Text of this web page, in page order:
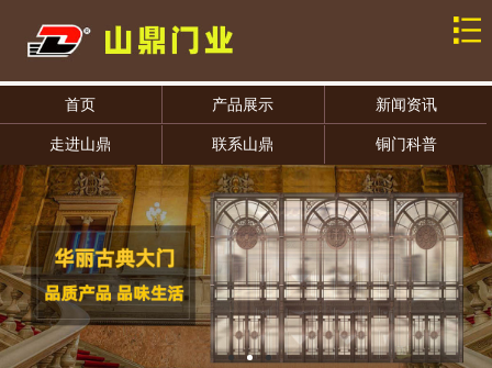
首页 产品展示 新闻资讯
走进山鼎 联系山鼎 铜门科普